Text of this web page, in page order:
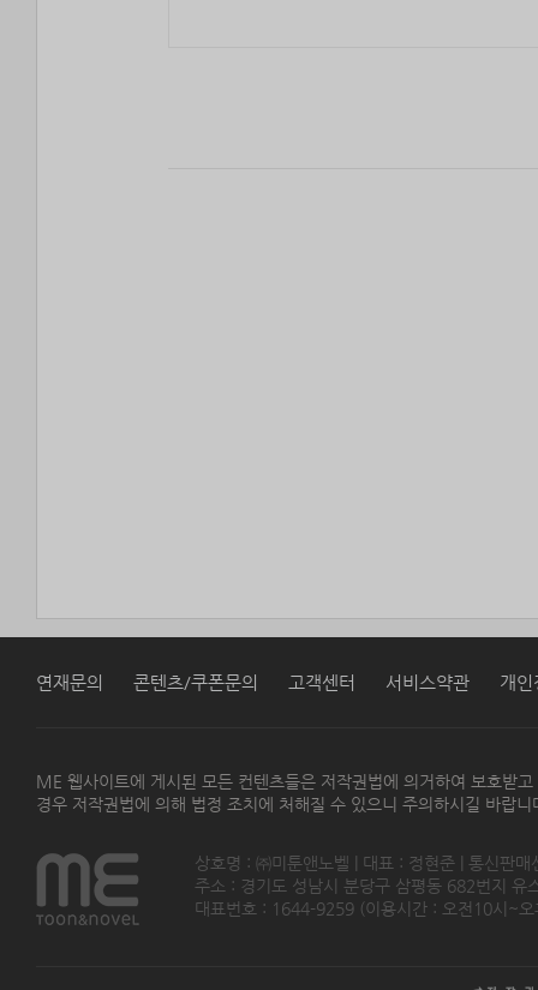
연재문의 콘텐츠/쿠폰문의 고객센터 서비스약관 개인
ME 웹사이트에 게시된 모든 컨텐츠들은 저작권법에 의거하여 보호받
경우 저작권법에 의해 법정 조치에 처해질 수 있으니 주의하시길 바랍니
상호명 : ㈜미툰앤노벨 | 대표 : 정현준 | 통신판
주소 : 경기도 성남시 분당구 삼평동 682번지
대표번호 : 1644-9259 (이용시간 : 오전10시~